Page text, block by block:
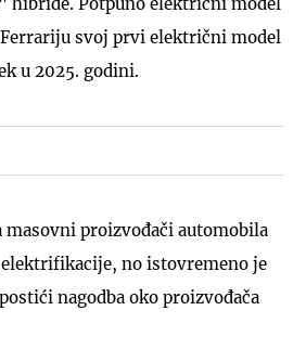
svoj prvi električni model
u 2025. godini.
masovni proizvođači automobila
no istovremeno je
nagodba oko proizvođača